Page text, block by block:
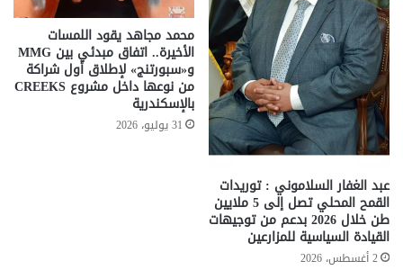
عبد الغفار السلاموني : توريدات
القمح المحلي تصل إلى 5 ملايين
طن خلال 2026 بدعم من توجيهات
القيادة السياسية للمزارعين
2 أغسطس، 2026
محمد مجاهد يقود اللمسات
الأخيرة.. اتفاق مبدئي بين MMG
و«سبورتنج» لإطلاق أول شراكة
من نوعها داخل مشروع CREEKS
بالإسكندرية
31 يوليو، 2026